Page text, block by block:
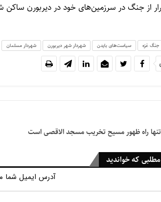
از جنگ در سرزمین‌های خود در دیربورن ساکن
جنگ غزه سیاست‌های بایدن شهردار شهر دیربورن شهردار مسلمان
تنها راه ظهور مسیح تخریب مسجد الاقصی است
که خواندید
آدرس ایمیل شما